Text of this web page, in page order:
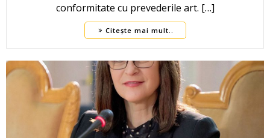
conformitate cu prevederile art. […]
Citește mai mult..